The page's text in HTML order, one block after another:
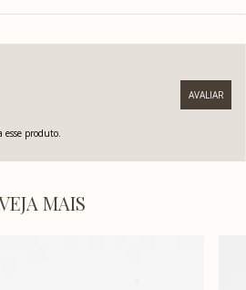
esse produto.
MAIS